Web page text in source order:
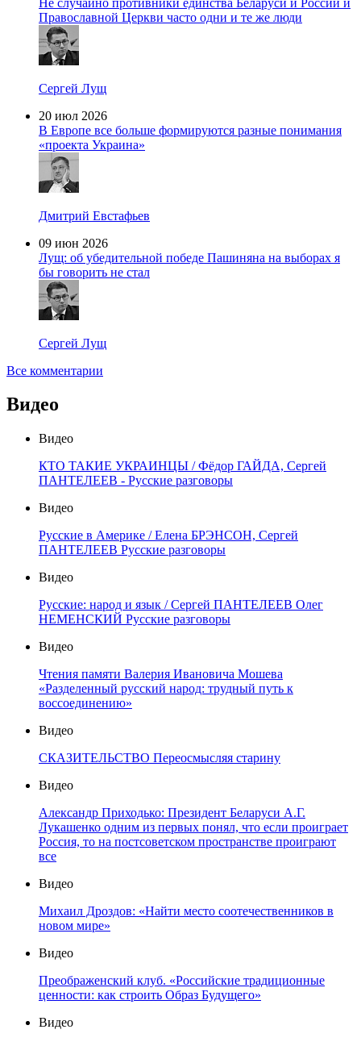
Православной Церкви часто одни и те же люди
Сергей Лущ
20 июл 2026
В Европе все больше формируются разные понимания
«проекта Украина»
Дмитрий Евстафьев
09 июн 2026
Лущ: об убедительной победе Пашиняна на выборах я
бы говорить не стал
Сергей Лущ
Все комментарии
Видео
Видео
КТО ТАКИЕ УКРАИНЦЫ / Фёдор ГАЙДА, Сергей
ПАНТЕЛЕЕВ - Русские разговоры
Видео
Русские в Америке / Елена БРЭНСОН, Сергей
ПАНТЕЛЕЕВ Русские разговоры
Видео
Русские: народ и язык / Сергей ПАНТЕЛЕЕВ Олег
НЕМЕНСКИЙ Русские разговоры
Видео
Чтения памяти Валерия Ивановича Мошева
«Разделенный русский народ: трудный путь к
воссоединению»
Видео
СКАЗИТЕЛЬСТВО Переосмысляя старину
Видео
Александр Приходько: Президент Беларуси А.Г.
Лукашенко одним из первых понял, что если проиграет
Россия, то на постсоветском пространстве проиграют
все
Видео
Михаил Дроздов: «Найти место соотечественников в
новом мире»
Видео
Преображенский клуб. «Российские традиционные
ценности: как строить Образ Будущего»
Видео